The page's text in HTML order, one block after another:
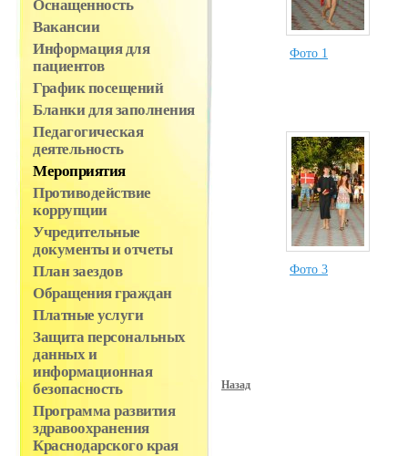
Оснащенность
Вакансии
Информация для
пациентов
График посещений
Бланки для заполнения
Педагогическая
деятельность
Мероприятия
Противодействие
коррупции
Учредительные
документы и отчеты
План заездов
Обращения граждан
Платные услуги
Защита персональных
данных и
информационная
безопасность
Программа развития
здравоохранения
Краснодарского края
Фото 1
Фото 3
Назад